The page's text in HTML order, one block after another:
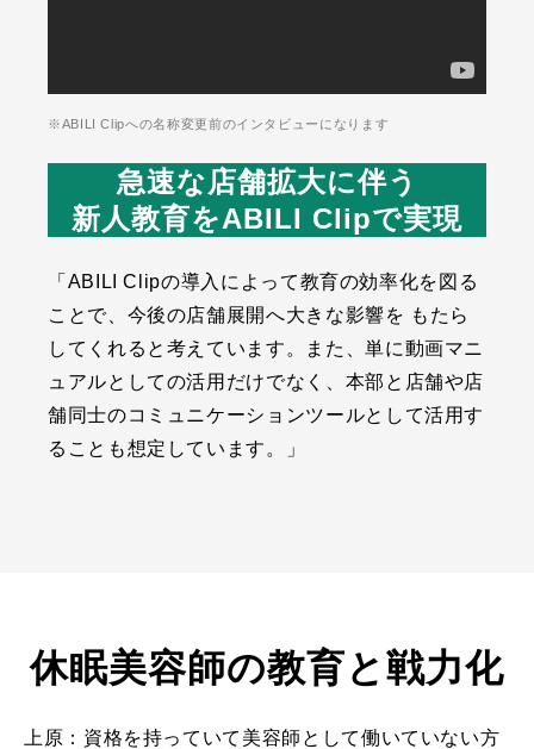
※ABILI Clipへの名称変更前のインタビューになります
急速な店舗拡大に伴う
新人教育をABILI Clipで実現
「ABILI Clipの導入によって教育の効率化を図る
ことで、今後の店舗展開へ大きな影響を もたら
してくれると考えています。また、単に動画マニ
ュアルとしての活用だけでなく、本部と店舗や店
舗同士のコミュニケーションツールとして活用す
ることも想定しています。」
休眠美容師の教育と戦力化
上原：資格を持っていて美容師として働いていない方